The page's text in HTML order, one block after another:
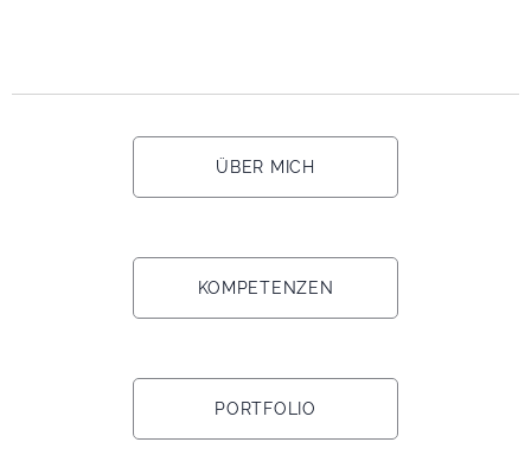
ÜBER MICH
KOMPETENZEN
PORTFOLIO